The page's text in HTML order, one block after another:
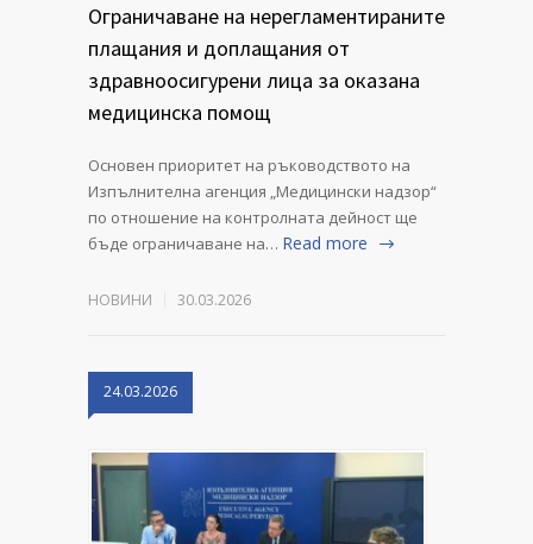
Ограничаване на нерегламентираните
плащания и доплащания от
здравноосигурени лица за оказана
медицинска помощ
Основен приоритет на ръководството на
Изпълнителна агенция „Медицински надзор“
по отношение на контролната дейност ще
бъде ограничаване на… Read more
НОВИНИ 30.03.2026
24.03.2026